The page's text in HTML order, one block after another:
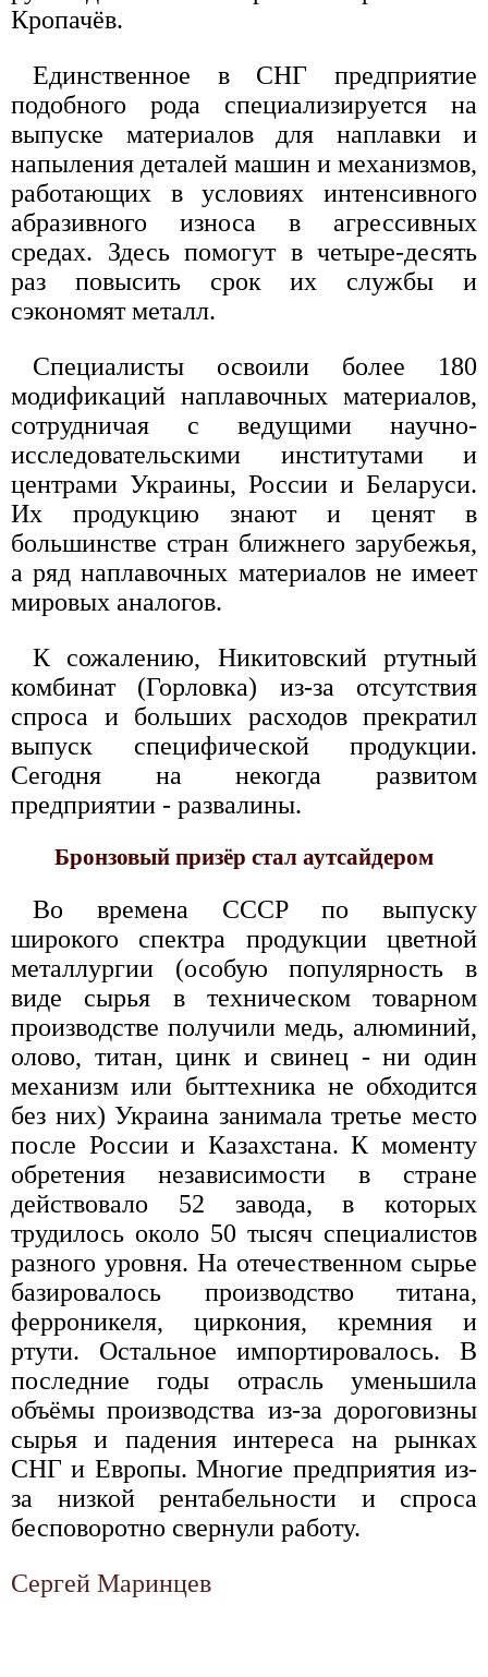
Кропачёв.
Единственное в СНГ предприятие
подобного рода специализируется на
выпуске материалов для наплавки и
напыления деталей машин и механизмов,
работающих в условиях интенсивного
абразивного износа в агрессивных
средах. Здесь помогут в четыре-десять
раз повысить срок их службы и
сэкономят металл.
Специалисты освоили более 180
модификаций наплавочных материалов,
сотрудничая с ведущими научно-
исследовательскими институтами и
центрами Украины, России и Беларуси.
Их продукцию знают и ценят в
большинстве стран ближнего зарубежья,
а ряд наплавочных материалов не имеет
мировых аналогов.
К сожалению, Никитовский ртутный
комбинат (Горловка) из-за отсутствия
спроса и больших расходов прекратил
выпуск специфической продукции.
Сегодня на некогда развитом
предприятии - развалины.
Бронзовый призёр стал аутсайдером
Во времена СССР по выпуску
широкого спектра продукции цветной
металлургии (особую популярность в
виде сырья в техническом товарном
производстве получили медь, алюминий,
олово, титан, цинк и свинец - ни один
механизм или быттехника не обходится
без них) Украина занимала третье место
после России и Казахстана. К моменту
обретения независимости в стране
действовало 52 завода, в которых
трудилось около 50 тысяч специалистов
разного уровня. На отечественном сырье
базировалось производство титана,
ферроникеля, циркония, кремния и
ртути. Остальное импортировалось. В
последние годы отрасль уменьшила
объёмы производства из-за дороговизны
сырья и падения интереса на рынках
СНГ и Европы. Многие предприятия из-
за низкой рентабельности и спроса
бесповоротно свернули работу.
Сергей Маринцев